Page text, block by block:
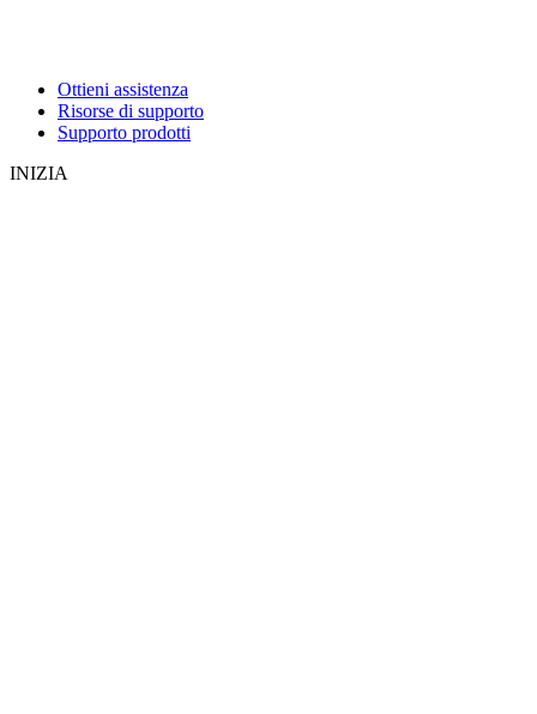
Ottieni assistenza
Risorse di supporto
Supporto prodotti
INIZIA